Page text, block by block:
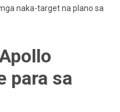
naka-target na plano sa
para sa